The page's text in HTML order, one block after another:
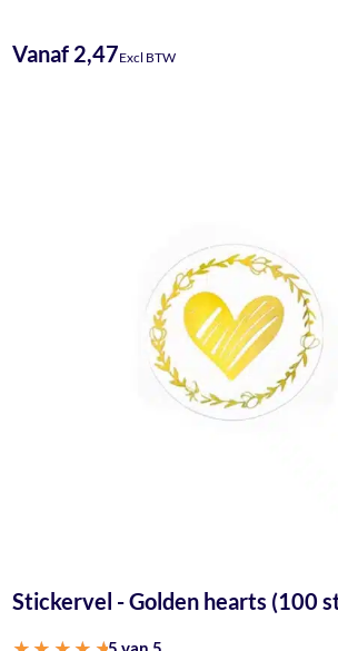
Vanaf 2,47Excl BTW
Stickervel - Golden hearts (100